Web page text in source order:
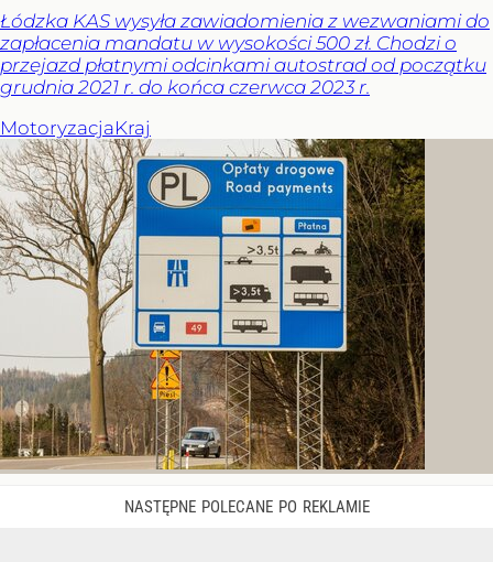
Łódzka KAS wysyła zawiadomienia z wezwaniami do
zapłacenia mandatu w wysokości 500 zł. Chodzi o
przejazd płatnymi odcinkami autostrad od początku
grudnia 2021 r. do końca czerwca 2023 r.
MotoryzacjaKraj